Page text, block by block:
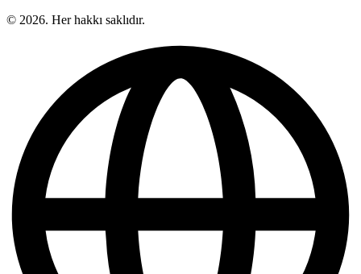
© 2026. Her hakkı saklıdır.